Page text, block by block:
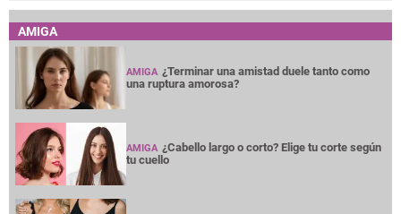
AMIGA
AMIGA ¿Terminar una amistad duele tanto como
una ruptura amorosa?
AMIGA ¿Cabello largo o corto? Elige tu corte según
tu cuello